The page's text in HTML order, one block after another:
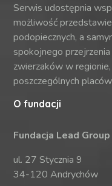
Serwis udostępnia
możliwość
podopiecznych, a
spokojnego
zwierzaków w
poszczególnych
O fundacji
Fundacja Lead Group
ul. 27 Stycznia 9
34-120 Andrychów